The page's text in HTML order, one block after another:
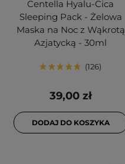
Centella Hyalu-Cica
Sleeping Pack - Żelowa
Maska na Noc z Wąkrotą
Azjatycką - 30ml
126
39,00 zł
DODAJ DO KOSZYKA